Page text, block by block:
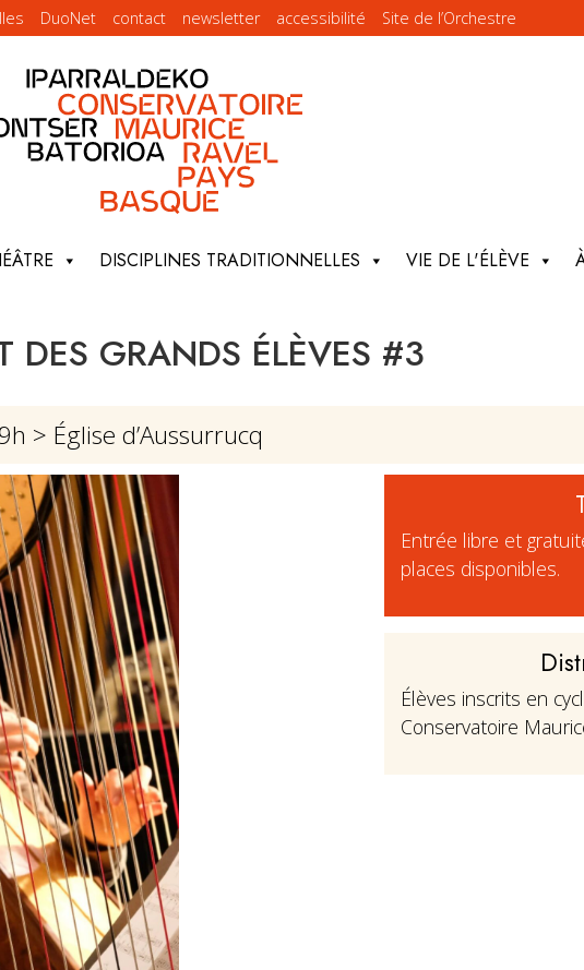
DuoNet contact newsletter accessibilité Site de l’Orchestre
DISCIPLINES TRADITIONNELLES VIE DE L'ÉLÈVE
DES GRANDS ÉLÈVES #3
> Église d’Aussurrucq
Entrée libre et
places disponibles.
Élèves inscrits en
Conservatoire